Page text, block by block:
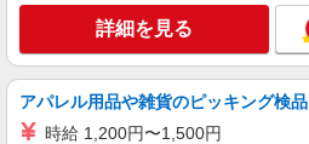
詳細を見る
アパレル用品や雑貨のピッキング検品
時給 1,200円〜1,500円